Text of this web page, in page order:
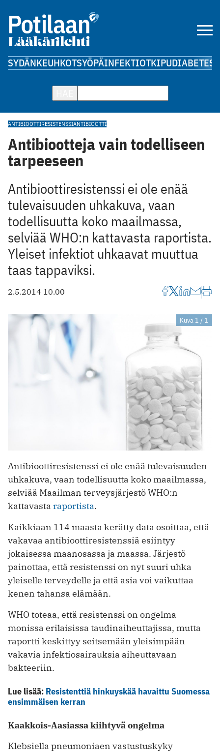
SYDÄNKEUHKOTSYÖPÄINFEKTIOTKIPUDIABETES
ANTIBIOOTTIRESISTENSSIANTIBIOOTTI
Antibiootteja vain todelliseen
tarpeeseen
Antibioottiresistenssi ei ole enää
tulevaisuuden uhkakuva, vaan
todellisuutta koko maailmassa,
selviää WHO:n kattavasta raportista.
Yleiset infektiot uhkaavat muuttua
taas tappaviksi.
2.5.2014 10.00
Kuva 1 / 1
Antibioottiresistenssi ei ole enää tulevaisuuden
uhkakuva, vaan todellisuutta koko maailmassa,
selviää Maailman terveysjärjestö WHO:n
kattavasta raportista.
Kaikkiaan 114 maasta kerätty data osoittaa, että
vakavaa antibioottiresistenssiä esiintyy
jokaisessa maanosassa ja maassa. Järjestö
painottaa, että resistenssi on nyt suuri uhka
yleiselle terveydelle ja että asia voi vaikuttaa
kenen tahansa elämään.
WHO toteaa, että resistenssi on ongelma
monissa erilaisissa taudinaiheuttajissa, mutta
raportti keskittyy seitsemään yleisimpään
vakavia infektiosairauksia aiheuttavaan
bakteeriin.
Lue lisää: Resistenttiä hinkuyskää havaittu Suomessa
ensimmäisen kerran
Kaakkois-Aasiassa kiihtyvä ongelma
Klebsiella pneumoniaen vastustuskyky